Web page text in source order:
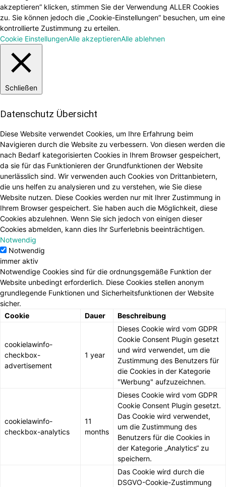
akzeptieren” klicken, stimmen Sie der Verwendung ALLER Cookies
zu. Sie können jedoch die „Cookie-Einstellungen” besuchen, um eine
kontrollierte Zustimmung zu erteilen.
Cookie EinstellungenAlle akzeptierenAlle ablehnen
Schließen
Datenschutz Übersicht
Diese Website verwendet Cookies, um Ihre Erfahrung beim
Navigieren durch die Website zu verbessern. Von diesen werden die
nach Bedarf kategorisierten Cookies in Ihrem Browser gespeichert,
da sie für das Funktionieren der Grundfunktionen der Website
unerlässlich sind. Wir verwenden auch Cookies von Drittanbietern,
die uns helfen zu analysieren und zu verstehen, wie Sie diese
Website nutzen. Diese Cookies werden nur mit Ihrer Zustimmung in
Ihrem Browser gespeichert. Sie haben auch die Möglichkeit, diese
Cookies abzulehnen. Wenn Sie sich jedoch von einigen dieser
Cookies abmelden, kann dies Ihr Surferlebnis beeinträchtigen.
Notwendig
Notwendig
immer aktiv
Notwendige Cookies sind für die ordnungsgemäße Funktion der
Website unbedingt erforderlich. Diese Cookies stellen anonym
grundlegende Funktionen und Sicherheitsfunktionen der Website
sicher.
Cookie
Dauer Beschreibung
cookielawinfo-
checkbox-
advertisement
1 year
Dieses Cookie wird vom GDPR
Cookie Consent Plugin gesetzt
und wird verwendet, um die
Zustimmung des Benutzers für
die Cookies in der Kategorie
"Werbung" aufzuzeichnen.
cookielawinfo-
checkbox-analytics
11
months
Dieses Cookie wird vom GDPR
Cookie Consent Plugin gesetzt.
Das Cookie wird verwendet,
um die Zustimmung des
Benutzers für die Cookies in
der Kategorie „Analytics“ zu
speichern.
Das Cookie wird durch die
DSGVO-Cookie-Zustimmung